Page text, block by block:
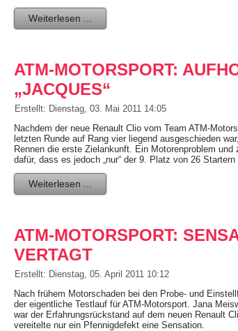
Weiterlesen ...
ATM-MOTORSPORT:
„JACQUES“
Erstellt: Dienstag, 03. Mai 2011 14:05
Nachdem der neue Renault Clio vom Team ATM-
letzten Runde auf Rang vier liegend ausgeschieden
Rennen die erste Zielankunft. Ein Motorenproblem
dafür, dass es jedoch „nur“ der 9. Platz von 26
Weiterlesen ...
ATM-MOTORSPORT:
VERTAGT
Erstellt: Dienstag, 05. April 2011 10:12
Nach frühem Motorschaden bei den Probe- und
der eigentliche Testlauf für ATM-Motorsport. Jana
war der Erfahrungsrückstand auf dem neuen Renault
vereitelte nur ein Pfennigdefekt eine Sensation.